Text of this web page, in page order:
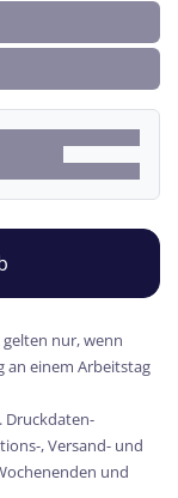
nur, wenn
an einem Arbeitstag
Druckdaten-
, Versand- und
und